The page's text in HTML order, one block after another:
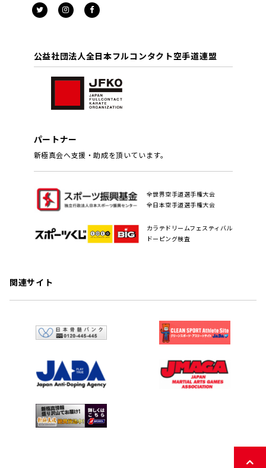
公益社団法人全日本フルコンタクト空手道連盟
パートナー
新極真会へ支援・助成を頂いています。
全世界空手道選手権大会
全日本空手道選手権大会
カラテドリームフェスティバル
ドーピング検査
関連サイト